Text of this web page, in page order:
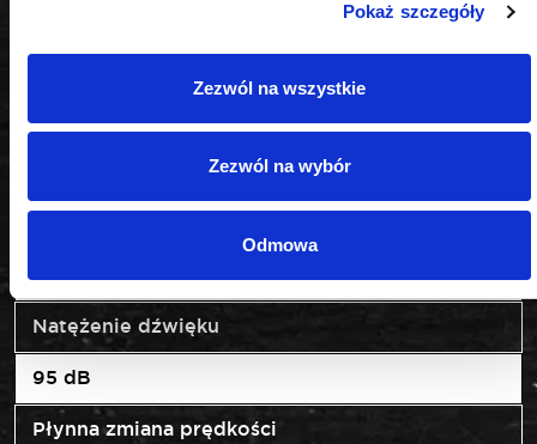
Pokaż szczegóły
Zezwól na wszystkie
Zezwól na wybór
Odmowa
Kąt cięcia
-45/-22,5/0/22,5/45
DC 20 V
Natężenie dźwięku
95 dB
Płynna zmiana prędkości